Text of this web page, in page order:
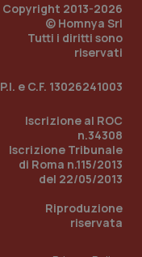
Copyright 2013-2026
© Homnya Srl
Tutti i diritti sono
riservati
P.I. e C.F. 13026241003
Iscrizione al ROC
n.34308
Iscrizione Tribunale
di Roma n.115/2013
del 22/05/2013
Riproduzione
riservata
mese